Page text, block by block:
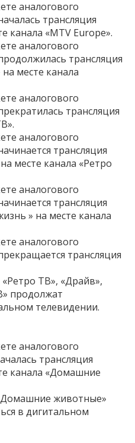
аналогового
трансляция
канала «MTV Europe».
аналогового
трансляция
месте канала
аналогового
трансляция
аналогового
трансляция
месте канала «Ретро
аналогового
трансляция
» на месте канала
аналогового
трансляция
ТВ», «Драйв»,
продолжат
телевидении.
аналогового
трансляция
канала «Домашние
животные»
в дигитальном